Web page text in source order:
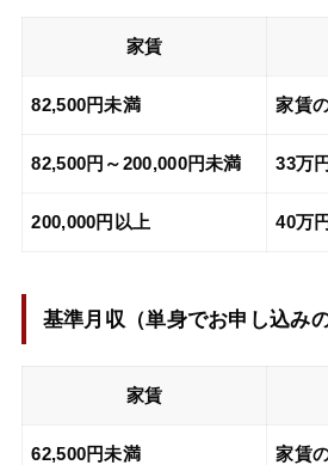
家賃
82,500円未満 家賃
82,500円～200,000円未満 33万
200,000円以上 40万
基準月収（単身でお申し込み
家賃
62,500円未満 家賃